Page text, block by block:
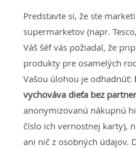
Predstavte si, že ste
supermarketov (napr.
Váš šéf vás požiadal, že
produkty pre osamelých
Vašou úlohou je odhadnúť:
vychováva dieťa bez
anonymizovanú nákupnú
číslo ich vernostnej karty),
ani nič z osobných údajov.